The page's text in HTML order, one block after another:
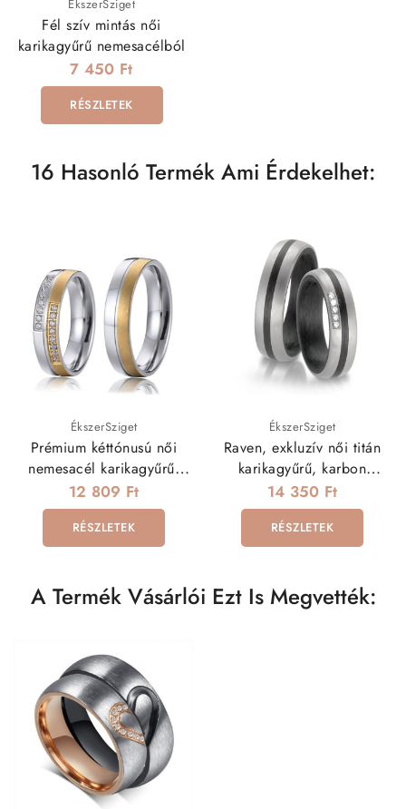
ÉkszerSziget
Fél szív mintás női
karikagyűrű nemesacélból
7 450 Ft
RÉSZLETEK
16 Hasonló Termék Ami Érdekelhet:
ÉkszerSziget
Prémium kéttónusú női
nemesacél karikagyűrű,
cirkónia kövekkel
12 809 Ft
RÉSZLETEK
ÉkszerSziget
Raven, exkluzív női titán
karikagyűrű, karbon
betéttel
14 350 Ft
RÉSZLETEK
A Termék Vásárlói Ezt Is Megvették: